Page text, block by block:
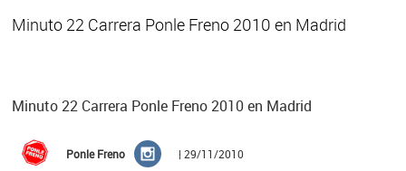
Minuto 22 Carrera Ponle Freno 2010 en Madrid
Minuto 22 Carrera Ponle Freno 2010 en Madrid
Ponle Freno | 29/11/2010